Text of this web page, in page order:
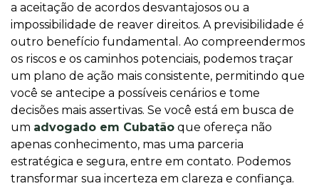
a aceitação de acordos desvantajosos ou a
impossibilidade de reaver direitos. A previsibilidade é
outro benefício fundamental. Ao compreendermos
os riscos e os caminhos potenciais, podemos traçar
um plano de ação mais consistente, permitindo que
você se antecipe a possíveis cenários e tome
decisões mais assertivas. Se você está em busca de
um advogado em Cubatão que ofereça não
apenas conhecimento, mas uma parceria
estratégica e segura, entre em contato. Podemos
transformar sua incerteza em clareza e confiança.